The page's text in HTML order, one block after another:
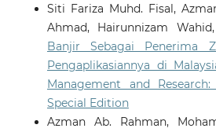
Siti Fariza Muhd. Fisal,
Ahmad, Hairunnizam Wahid,
Banjir Sebagai Penerima
Pengaplikasiannya di
Management and
Special Edition
Azman Ab. Rahman,